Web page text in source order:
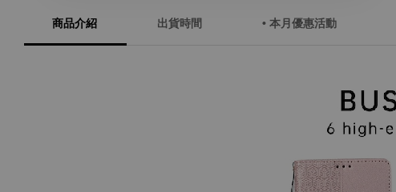
商品介紹 出貨時間 • 本月優惠活動